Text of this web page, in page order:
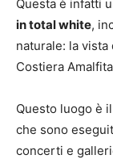
Questa è infatti
in total white,
naturale: la
Costiera
Questo luogo è
che sono
concerti e